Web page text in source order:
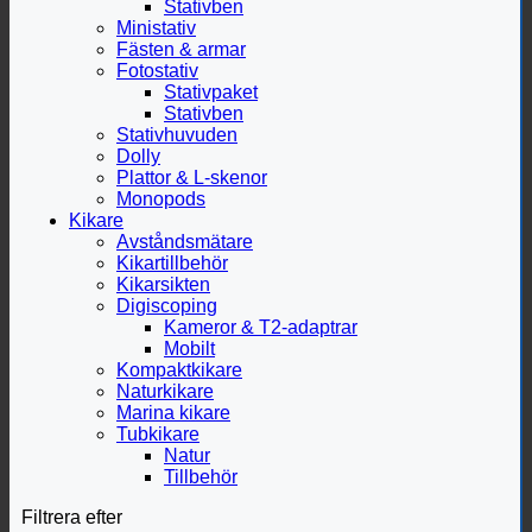
Stativben
Ministativ
Fästen & armar
Fotostativ
Stativpaket
Stativben
Stativhuvuden
Dolly
Plattor & L-skenor
Monopods
Kikare
Avståndsmätare
Kikartillbehör
Kikarsikten
Digiscoping
Kameror & T2-adaptrar
Mobilt
Kompaktkikare
Naturkikare
Marina kikare
Tubkikare
Natur
Tillbehör
Filtrera efter